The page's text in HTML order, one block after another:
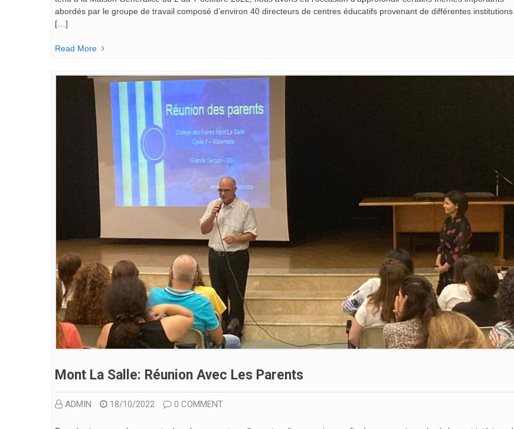
abordés par le groupe de travail composé d’environ 40 directeurs de centres éducatifs provenant de différentes institutions
[…]
Read More
Mont La Salle: Réunion Avec Les Parents
ADMIN 18/10/2022 0 COMMENT